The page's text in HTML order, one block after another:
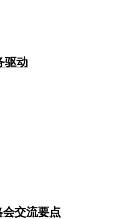
驱动
交流要点